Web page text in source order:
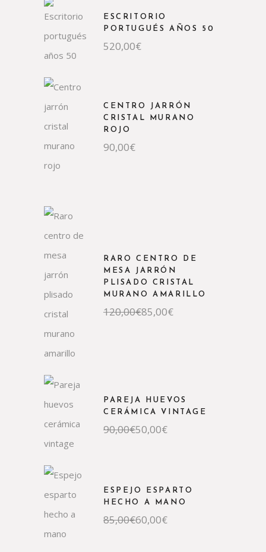
ESCRITORIO
PORTUGUÉS AÑOS 50
520,00€
CENTRO JARRÓN
CRISTAL MURANO
ROJO
90,00€
RARO CENTRO DE
MESA JARRÓN
PLISADO CRISTAL
MURANO AMARILLO
120,00€
El
precio
85,00€
El
precio
PAREJA HUEVOS
CERÁMICA VINTAGE
90,00€
El
precio
50,00€
El
precio
ESPEJO ESPARTO
HECHO A MANO
85,00€
El
precio
60,00€
El
precio